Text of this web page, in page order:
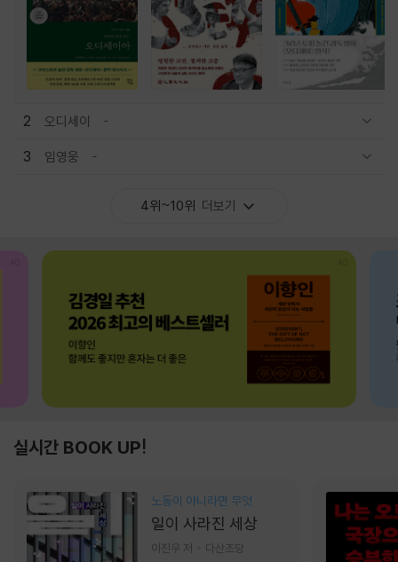
2 오디세이
3 임영웅
4위~10위 더보기
실시간 BOOK UP!
노동이 아니라면 무엇
일이 사라진 세상
이진우 저 다산초당